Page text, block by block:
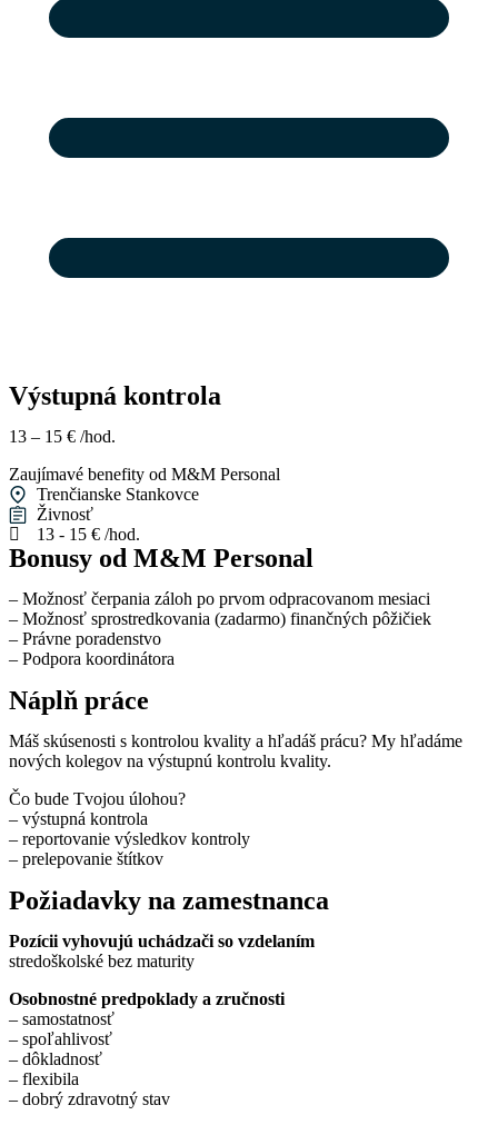
Výstupná kontrola
13 – 15 € /hod.
Zaujímavé benefity od M&M Personal
Trenčianske Stankovce
Živnosť
13 - 15 € /hod.
Bonusy od M&M Personal
– Možnosť čerpania záloh po prvom odpracovanom mesiaci
– Možnosť sprostredkovania (zadarmo) finančných pôžičiek
– Právne poradenstvo
– Podpora koordinátora
Náplň práce
Máš skúsenosti s kontrolou kvality a hľadáš prácu? My hľadáme
nových kolegov na výstupnú kontrolu kvality.
Čo bude Tvojou úlohou?
– výstupná kontrola
– reportovanie výsledkov kontroly
– prelepovanie štítkov
Požiadavky na zamestnanca
Pozícii vyhovujú uchádzači so vzdelaním
stredoškolské bez maturity
Osobnostné predpoklady a zručnosti
– samostatnosť
– spoľahlivosť
– dôkladnosť
– flexibila
– dobrý zdravotný stav